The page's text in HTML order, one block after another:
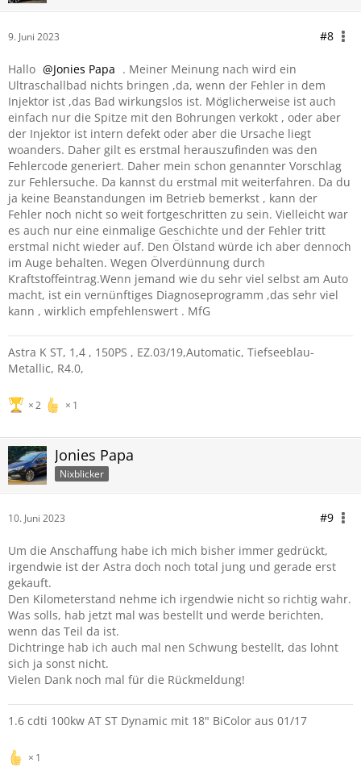
9. Juni 2023 #8
Hallo Jonies Papa . Meiner Meinung nach wird ein
Ultraschallbad nichts bringen ,da, wenn der Fehler in dem
Injektor ist ,das Bad wirkungslos ist. Möglicherweise ist auch
einfach nur die Spitze mit den Bohrungen verkokt , oder aber
der Injektor ist intern defekt oder aber die Ursache liegt
woanders. Daher gilt es erstmal herauszufinden was den
Fehlercode generiert. Daher mein schon genannter Vorschlag
zur Fehlersuche. Da kannst du erstmal mit weiterfahren. Da du
ja keine Beanstandungen im Betrieb bemerkst , kann der
Fehler noch nicht so weit fortgeschritten zu sein. Vielleicht war
es auch nur eine einmalige Geschichte und der Fehler tritt
erstmal nicht wieder auf. Den Ölstand würde ich aber dennoch
im Auge behalten. Wegen Ölverdünnung durch
Kraftstoffeintrag.Wenn jemand wie du sehr viel selbst am Auto
macht, ist ein vernünftiges Diagnoseprogramm ,das sehr viel
kann , wirklich empfehlenswert . MfG
Astra K ST, 1,4 , 150PS , EZ.03/19,Automatic, Tiefseeblau-
Metallic, R4.0,
2 1
Jonies Papa
Nixblicker
10. Juni 2023 #9
Um die Anschaffung habe ich mich bisher immer gedrückt,
irgendwie ist der Astra doch noch total jung und gerade erst
gekauft.
Den Kilometerstand nehme ich irgendwie nicht so richtig wahr.
Was solls, hab jetzt mal was bestellt und werde berichten,
wenn das Teil da ist.
Dichtringe hab ich auch mal nen Schwung bestellt, das lohnt
sich ja sonst nicht.
Vielen Dank noch mal für die Rückmeldung!
1.6 cdti 100kw AT ST Dynamic mit 18" BiColor aus 01/17
1